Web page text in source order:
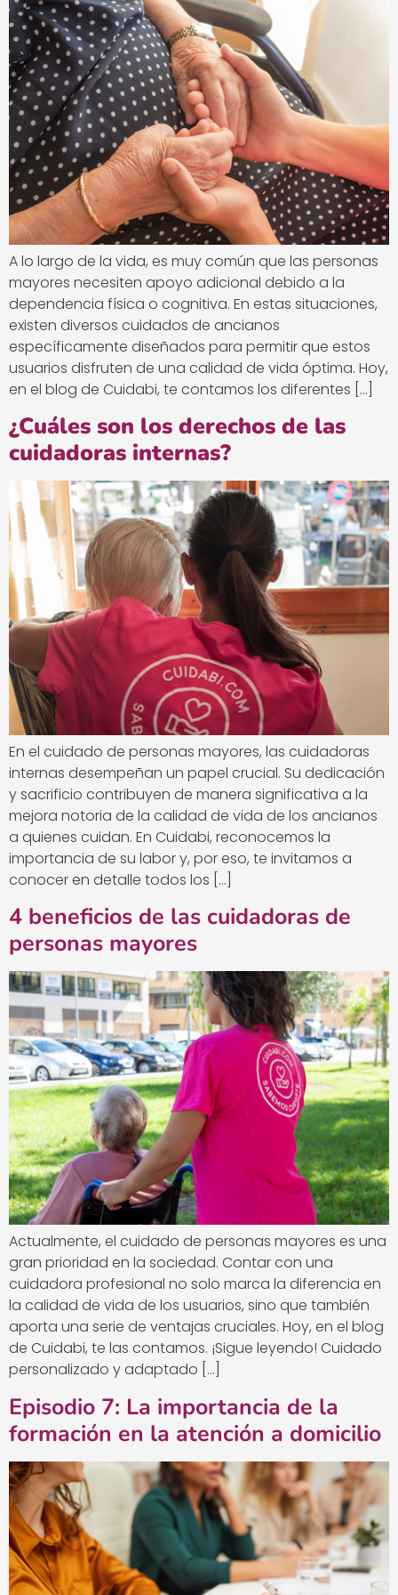
A lo largo de la vida, es muy común que las personas
mayores necesiten apoyo adicional debido a la
dependencia física o cognitiva. En estas situaciones,
existen diversos cuidados de ancianos
específicamente diseñados para permitir que estos
usuarios disfruten de una calidad de vida óptima. Hoy,
en el blog de Cuidabi, te contamos los diferentes […]
¿Cuáles son los derechos de las
cuidadoras internas?
En el cuidado de personas mayores, las cuidadoras
internas desempeñan un papel crucial. Su dedicación
y sacrificio contribuyen de manera significativa a la
mejora notoria de la calidad de vida de los ancianos
a quienes cuidan. En Cuidabi, reconocemos la
importancia de su labor y, por eso, te invitamos a
conocer en detalle todos los […]
4 beneficios de las cuidadoras de
personas mayores
Actualmente, el cuidado de personas mayores es una
gran prioridad en la sociedad. Contar con una
cuidadora profesional no solo marca la diferencia en
la calidad de vida de los usuarios, sino que también
aporta una serie de ventajas cruciales. Hoy, en el blog
de Cuidabi, te las contamos. ¡Sigue leyendo! Cuidado
personalizado y adaptado […]
Episodio 7: La importancia de la
formación en la atención a domicilio